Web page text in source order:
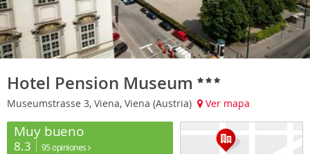
Hotel Pension Museum
Museumstrasse 3, Viena, Viena (Austria) Ver mapa
Muy bueno
8.3 95 opiniones